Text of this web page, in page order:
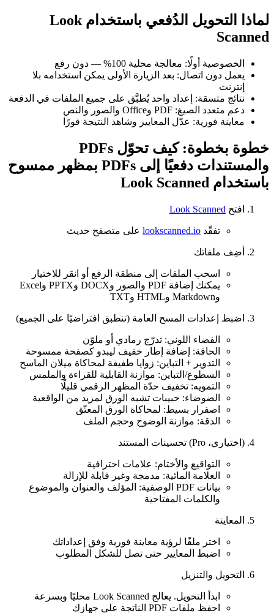
لماذا التحويل الدُفعي باستخدام Look
Scanned
الخصوصية أولًا: معالجة محلية 100% — دون رفع
يعمل دون اتصال: بعد الزيارة الأولى يمكن استخدامه بلا
إنترنت
نتائج متسقة: إعداد واحد يُطبَّق على جميع الملفات في الدفعة
دعم متعدد الصيغ: PDF وOffice والصور والنص
معاينة فورية: عدّل المعايير وشاهد النتيجة فورًا
خطوة بخطوة: كيف تحوّل PDFs
والمستندات دفعيًا إلى PDFs بمظهر ممسوح
باستخدام Look Scanned
افتح Look Scanned
تفقّد lookscanned.io على متصفح حديث
أضِف ملفاتك
اسحب الملفات إلى منطقة الرفع أو انقر للاختيار
يمكنك إضافة PDF والصور وDOCX وPPTX وExcel
وMarkdown وHTML وTXT
اضبط إعدادات المسح العامة (تنطبق افتراضيًا على الجميع)
الفضاء اللوني: تدرّج رمادي أو ملوّن
الحافة: إضافة إطار خفيف ليبدو كصفحة ممسوحة
التدوير + التباين: زوايا طفيفة لمحاكاة ميلان الماسح
السطوع/التباين: موازنة القابلية للقراءة والملمس
التمويه: تخفيف حدّة المظهر الرقمي قليلًا
الضوضاء: حبيبات تشبه الورق لمزيد من الواقعية
اصفرار بسيط: لمحاكاة الورق المعتّق
الدقة: موازنة الوضوح وحجم الملف
(اختياري، Pro) تحسينات المستند
التواقيع والأختام: علامات احترافية
العلامة المائية: مدمجة وغير قابلة للإزالة
بيانات PDF الوصفية: المؤلف والعنوان والموضوع
والكلمات المفتاحية
المعاينة
اختر ملفًا لرؤية معاينة فورية وفق إعداداتك
اضبط المعايير حتى تصل للشكل المطلوب
التحويل والتنزيل
ابدأ التحويل. يعالج Look Scanned محليًا وبسرعة
احفظ ملفات PDF الناتجة على جهازك